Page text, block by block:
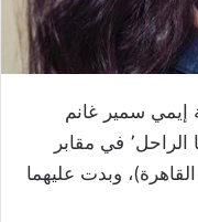
إيمي سمير غانم
وزوجها الفنان حسن الرداد قبر والدها الراحل٬ في مقابر
وبدت عليهما